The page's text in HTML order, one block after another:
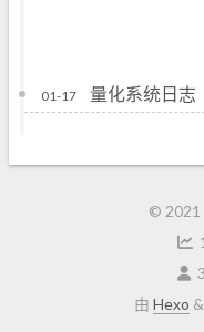
01-17 量化系统日志
© 2021
由 Hexo &